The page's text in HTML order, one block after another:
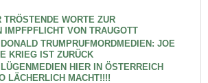
TRÖSTENDE WORTE ZUR
IMPFPFLICHT VON TRAUGOTT
TRUMPRUFMORDMEDIEN: JOE
KRIEG IST ZURÜCK
HIER IN ÖSTERREICH
LÄCHERLICH MACHT!!!!